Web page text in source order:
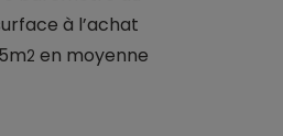
à l’achat
2 en moyenne